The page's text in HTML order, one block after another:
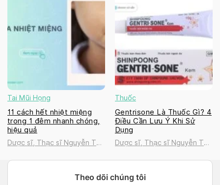
Tai Mũi Họng
11 cách hết nhiệt miệng
trong 1 đêm nhanh chóng,
hiệu quả
Dược sĩ, Thạc sĩ Nguyễn Thị
Thuốc
Gentrisone Là Thuốc Gì? 4
Điều Cần Lưu Ý Khi Sử
Dụng
Dược sĩ, Thạc sĩ Nguyễn Thị
Theo dõi chúng tôi